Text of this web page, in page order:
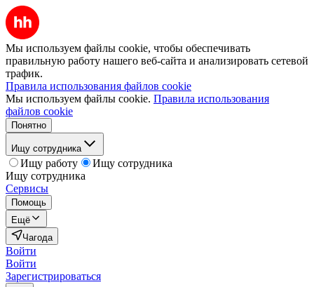
Мы используем файлы cookie, чтобы обеспечивать
правильную работу нашего веб-сайта и анализировать сетевой
трафик.
Правила использования файлов cookie
Мы используем файлы cookie. Правила использования
файлов cookie
Понятно
Ищу сотрудника
Ищу работу
Ищу сотрудника
Ищу сотрудника
Сервисы
Помощь
Ещё
Чагода
Войти
Войти
Зарегистрироваться